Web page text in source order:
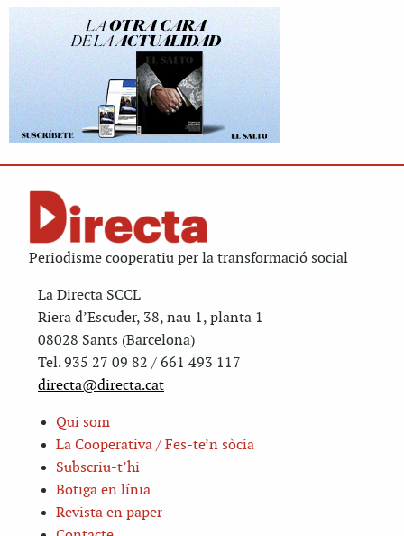
Periodisme cooperatiu per la transformació social
La Directa SCCL
Riera d’Escuder, 38, nau 1, planta 1
08028 Sants (Barcelona)
Tel. 935 27 09 82 / 661 493 117
directa@directa.cat
Qui som
La Cooperativa / Fes-te’n sòcia
Subscriu-t’hi
Botiga en línia
Revista en paper